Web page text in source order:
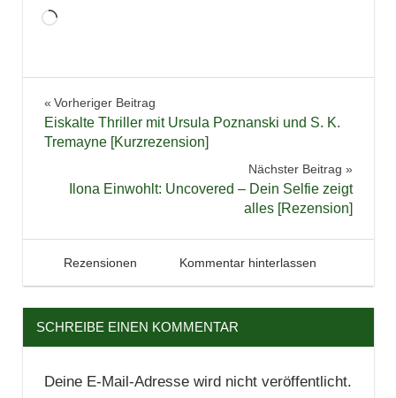
Wird
Bücher
Lesen
Literatur
Norwegen
Rezension
Roman
Beitragsnavigation
Vorheriger Beitrag
Eiskalte Thriller mit Ursula Poznanski und S. K.
Tremayne [Kurzrezension]
Nächster Beitrag
Ilona Einwohlt: Uncovered – Dein Selfie zeigt
alles [Rezension]
7. Juni 2021
Tintenhain
Rezensionen Kommentar hinterlassen
SCHREIBE EINEN KOMMENTAR
Deine E-Mail-Adresse wird nicht veröffentlicht.